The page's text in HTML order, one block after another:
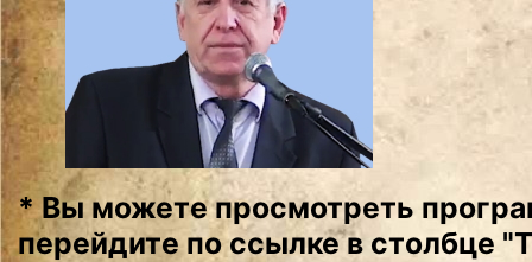
* Вы можете просмотреть
перейдите по ссылке в столбце